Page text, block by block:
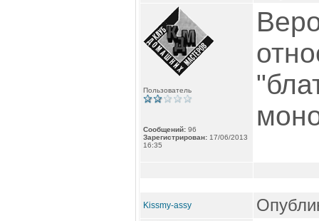
Пользователь
Сообщений: 96
Зарегистрирован: 17/06/2013
16:35
Kissmy-assy